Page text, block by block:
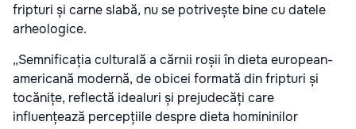
fripturi și carne slabă, nu se potrivește bine cu datele
arheologice.
„Semnificația culturală a cărnii roșii în dieta european-
americană modernă, de obicei formată din fripturi și
tocănițe, reflectă idealuri și prejudecăți care
influențează percepțiile despre dieta homininilor